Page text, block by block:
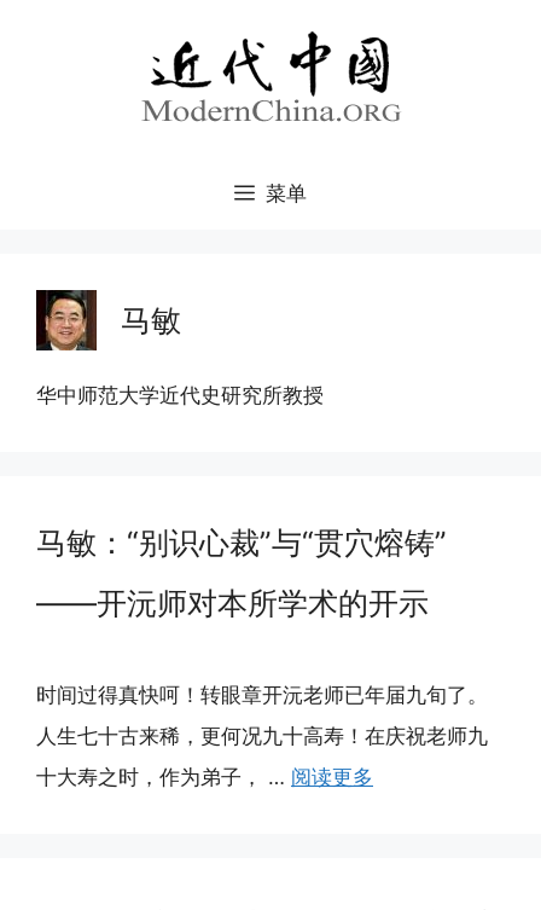
菜单
马敏
华中师范大学近代史研究所教授
马敏：“别识心裁”与“贯穴熔铸”
——开沅师对本所学术的开示
时间过得真快呵！转眼章开沅老师已年届九旬了。
人生七十古来稀，更何况九十高寿！在庆祝老师九
十大寿之时，作为弟子， … 阅读更多